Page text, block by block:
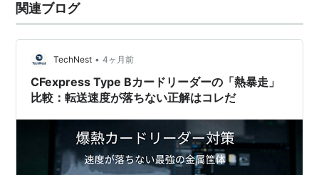
関連ブログ
TechNest • 4ヶ月前
CFexpress Type Bカードリーダーの「熱暴走」
比較：転送速度が落ちない正解はコレだ